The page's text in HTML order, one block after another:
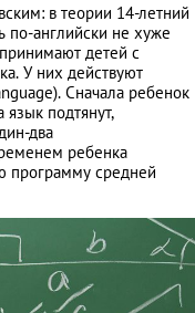
в теории 14-летний
по-английски не хуже
детей с
У них действуют
Cначала ребенок
язык подтянут,
два
ребенка
программу средней